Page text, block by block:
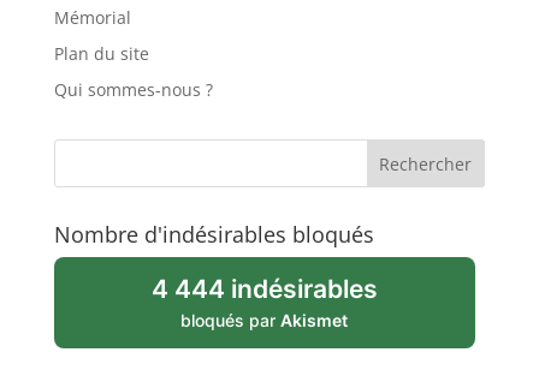
Mémorial
Plan du site
Qui sommes-nous ?
Nombre d'indésirables bloqués
4 444 indésirables
bloqués parAkismet